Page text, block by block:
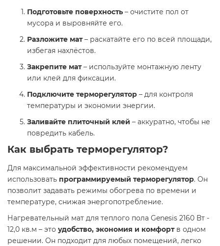
Подготовьте поверхность – очистите пол от
мусора и выровняйте его.
Разложите мат– раскатайте его по всей площади,
избегая нахлёстов.
Закрепите мат– используйте монтажную ленту
или клей для фиксации.
Подключите терморегулятор – для контроля
температуры и экономии энергии.
Заливайте плиточный клей – аккуратно, чтобы не
повредить кабель.
Как выбрать терморегулятор?
Для максимальной эффективности рекомендуем
использовать программируемый терморегулятор. Он
позволит задавать режимы обогрева по времени и
температуре, снижая энергопотребление.
Нагревательный мат для теплого пола Genesis 2160 Вт -
12,0 кв.м – это удобство, экономия и комфортв одном
решении. Он подходит для любых помещений, легко